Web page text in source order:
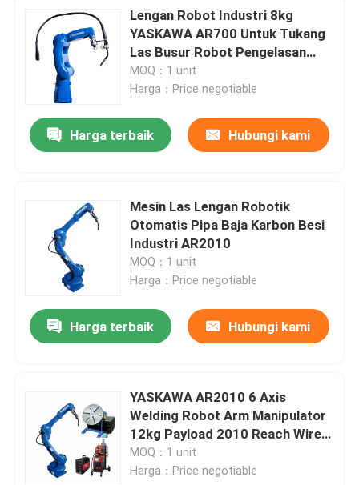
Lengan Robot Industri 8kg
YASKAWA AR700 Untuk Tukang
Las Busur Robot Pengelasan
Lengan 727mm
MOQ：1 unit
Harga：Price negotiable
Harga terbaik Hubungi kami
Mesin Las Lengan Robotik
Otomatis Pipa Baja Karbon Besi
Industri AR2010
MOQ：1 unit
Harga：Price negotiable
Harga terbaik Hubungi kami
YASKAWA AR2010 6 Axis
Welding Robot Arm Manipulator
12kg Payload 2010 Reach Wire
Feed System Dan Welder Source
MOQ：1 unit
Harga：Price negotiable